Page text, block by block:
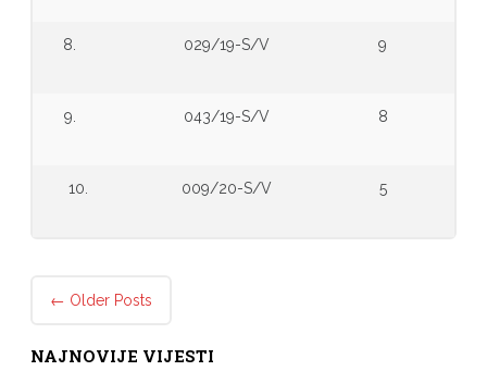
8. 029/19-S/V 9
9. 043/19-S/V 8
10. 009/20-S/V 5
Post navigation
← Older Posts
NAJNOVIJE VIJESTI